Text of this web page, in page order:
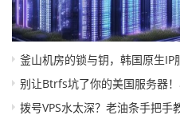
釜山机房的锁与钥，韩国原生IP服务器Fail2ban实
别让Btrfs坑了你的美国服务器！小
拨号VPS水太深？老油条手把手